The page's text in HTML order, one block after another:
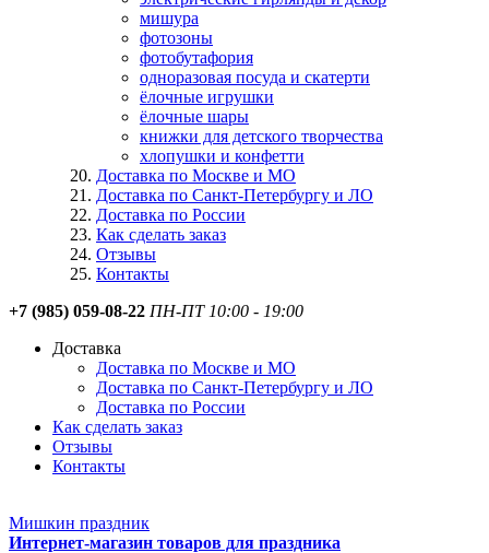
мишура
фотозоны
фотобутафория
одноразовая посуда и скатерти
ёлочные игрушки
ёлочные шары
книжки для детского творчества
хлопушки и конфетти
Доставка по Москве и МО
Доставка по Санкт-Петербургу и ЛО
Доставка по России
Как сделать заказ
Отзывы
Контакты
+7 (985) 059-08-22 ПН-ПТ 10:00 - 19:00
Доставка
Доставка по Москве и МО
Доставка по Санкт-Петербургу и ЛО
Доставка по России
Как сделать заказ
Отзывы
Контакты
Мишкин праздник
Интернет-магазин товаров для праздника